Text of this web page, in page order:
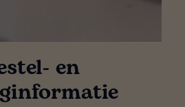
en